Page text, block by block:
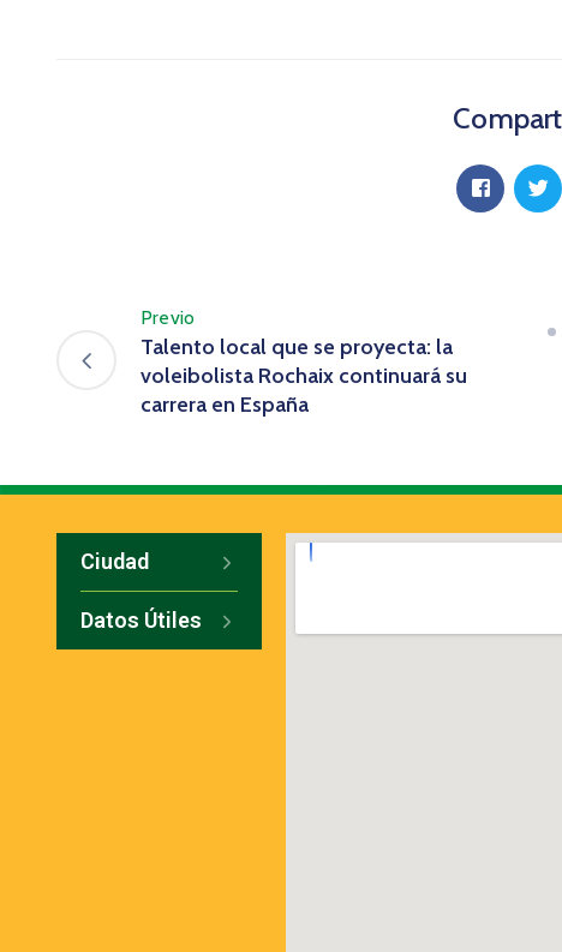
Previo
Talento local que se proyecta: la
voleibolista Rochaix continuará su
carrera en España
Ciudad
Datos Útiles